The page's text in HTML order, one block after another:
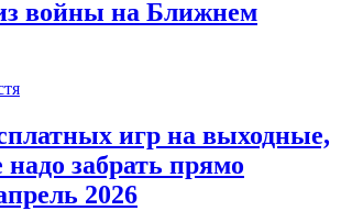
войны на Ближнем
игр на выходные,
забрать прямо
2026